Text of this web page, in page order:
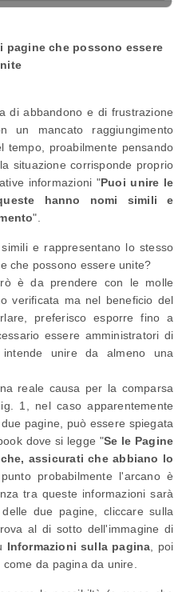
pagine che possono essere
di abbandono e di frustrazione
mancato raggiungimento
tempo, proabilmente pensando
situazione corrisponde proprio
informazioni "Puoi unire le
hanno nomi simili e
".
e rappresentano lo stesso
che possono essere unite?
è da prendere con le molle
verificata ma nel beneficio del
preferisco esporre fino a
essere amministratori di
unire da almeno una
reale causa per la comparsa
1, nel caso apparentemente
pagine, può essere spiegata
dove si legge "Se le Pagine
assicurati che abbiano lo
probabilmente l'arcano è
tra queste informazioni sarà
due pagine, cliccare sulla
al di sotto dell'immagine di
Informazioni sulla pagina, poi
da pagina da unire.